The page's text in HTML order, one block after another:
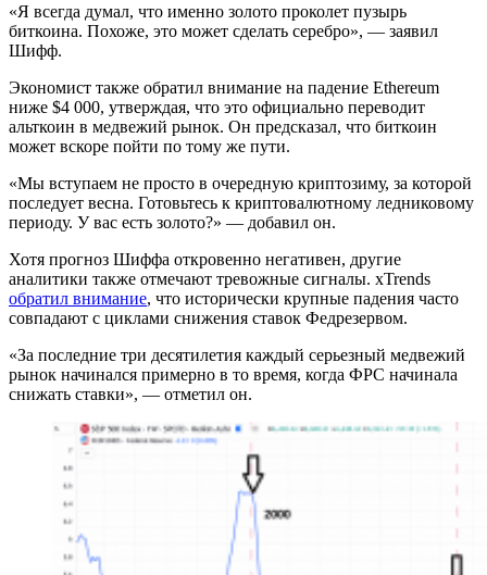
«Я всегда думал, что именно золото проколет пузырь
биткоина. Похоже, это может сделать серебро», — заявил
Шифф.
Экономист также обратил внимание на падение Ethereum
ниже $4 000, утверждая, что это официально переводит
альткоин в медвежий рынок. Он предсказал, что биткоин
может вскоре пойти по тому же пути.
«Мы вступаем не просто в очередную криптозиму, за которой
последует весна. Готовьтесь к криптовалютному ледниковому
периоду. У вас есть золото?» — добавил он.
Хотя прогноз Шиффа откровенно негативен, другие
аналитики также отмечают тревожные сигналы. xTrends
обратил внимание, что исторически крупные падения часто
совпадают с циклами снижения ставок Федрезервом.
«За последние три десятилетия каждый серьезный медвежий
рынок начинался примерно в то время, когда ФРС начинала
снижать ставки», — отметил он.